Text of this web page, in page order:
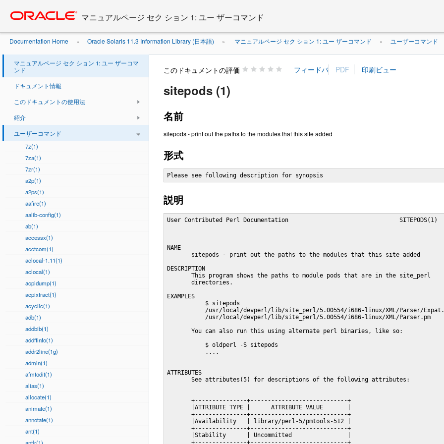
content
マニュアルページ セク ション 1: ユー ザーコマンド
Documentation Home » Oracle Solaris 11.3 Information Library (日本語) » マニュアルページ セク ション 1: ユー ザーコマンド » ユーザーコマンド
マニュアルページ セク ション 1: ユー ザーコマ
ンド
ドキュメント情報
このドキュメントの使用法
紹介
ユーザーコマンド
7z(1)
7za(1)
7zr(1)
a2p(1)
a2ps(1)
aafire(1)
aalib-config(1)
ab(1)
accessx(1)
acctcom(1)
aclocal-1.11(1)
aclocal(1)
acpidump(1)
acpixtract(1)
acyclic(1)
adb(1)
addbib(1)
addftinfo(1)
addr2line(1g)
admin(1)
afmtodit(1)
alias(1)
allocate(1)
animate(1)
annotate(1)
ant(1)
このドキュメントの評価
sitepods (1)
名前
sitepods - print out the paths to the modules that this site added
形式
Please see following description for synopsis
説明
User Contributed Perl Documentation                                SITEPODS(1)
NAME
       sitepods - print out the paths to the modules that this site added
DESCRIPTION
       This program shows the paths to module pods that are in the site_perl
       directories.
EXAMPLES
           $ sitepods
/usr/local/devperl/lib/site_perl/5.00554/i686-linux/XML/Parser/
           /usr/local/devperl/lib/site_perl/5.00554/i686-linux/XML/Parser.pm
       You can also run this using alternate perl binaries, like so:
           $ oldperl -S sitepods
           ....
ATTRIBUTES
       See attributes(5) for descriptions of the following attributes:
       +---------------+----------------------------+
       |ATTRIBUTE TYPE |      ATTRIBUTE VALUE       |
       +---------------+----------------------------+
       |Availability   | library/perl-5/pmtools-512 |
       +---------------+----------------------------+
       |Stability      | Uncommitted                |
       +---------------+----------------------------+